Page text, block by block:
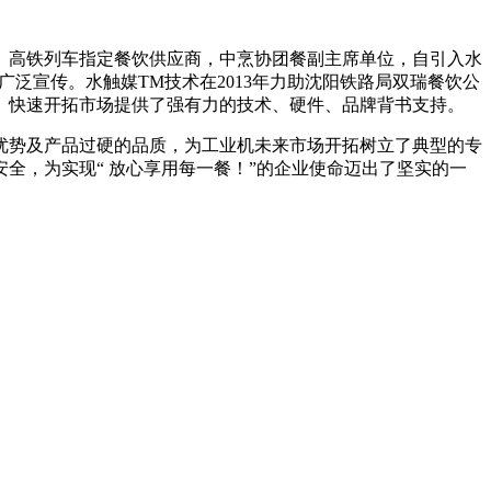
铁列车指定餐饮供应商，中烹协团餐副主席单位，自引入水
泛宣传。水触媒TM技术在2013年力助沈阳铁路局双瑞餐饮公
速开拓市场提供了强有力的技术、硬件、品牌背书支持。
及产品过硬的品质，为工业机未来市场开拓树立了典型的专
，为实现“ 放心享用每一餐！”的企业使命迈出了坚实的一